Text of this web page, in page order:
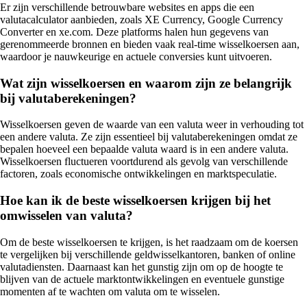
Er zijn verschillende betrouwbare websites en apps die een
valutacalculator aanbieden, zoals XE Currency, Google Currency
Converter en xe.com. Deze platforms halen hun gegevens van
gerenommeerde bronnen en bieden vaak real-time wisselkoersen aan,
waardoor je nauwkeurige en actuele conversies kunt uitvoeren.
Wat zijn wisselkoersen en waarom zijn ze belangrijk
bij valutaberekeningen?
Wisselkoersen geven de waarde van een valuta weer in verhouding tot
een andere valuta. Ze zijn essentieel bij valutaberekeningen omdat ze
bepalen hoeveel een bepaalde valuta waard is in een andere valuta.
Wisselkoersen fluctueren voortdurend als gevolg van verschillende
factoren, zoals economische ontwikkelingen en marktspeculatie.
Hoe kan ik de beste wisselkoersen krijgen bij het
omwisselen van valuta?
Om de beste wisselkoersen te krijgen, is het raadzaam om de koersen
te vergelijken bij verschillende geldwisselkantoren, banken of online
valutadiensten. Daarnaast kan het gunstig zijn om op de hoogte te
blijven van de actuele marktontwikkelingen en eventuele gunstige
momenten af te wachten om valuta om te wisselen.